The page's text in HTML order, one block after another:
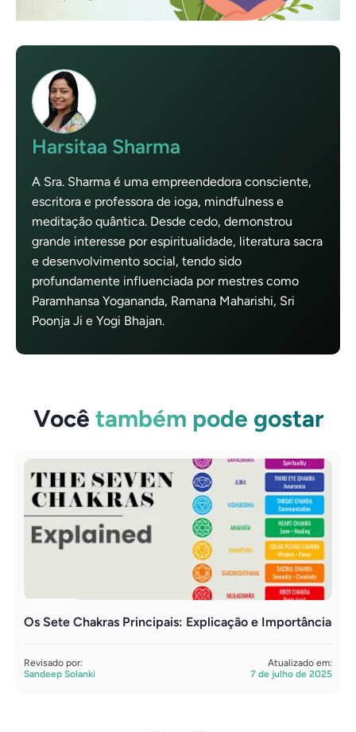
Harsitaa Sharma
A Sra. Sharma é uma empreendedora consciente,
escritora e professora de ioga, mindfulness e
meditação quântica. Desde cedo, demonstrou
grande interesse por espiritualidade, literatura sacra
e desenvolvimento social, tendo sido
profundamente influenciada por mestres como
Paramhansa Yogananda, Ramana Maharishi, Sri
Poonja Ji e Yogi Bhajan.
Você também pode gostar
Os Sete Chakras Principais: Explicação e Importância
Revisado por:
Sandeep Solanki
Atualizado em:
7 de julho de 2025